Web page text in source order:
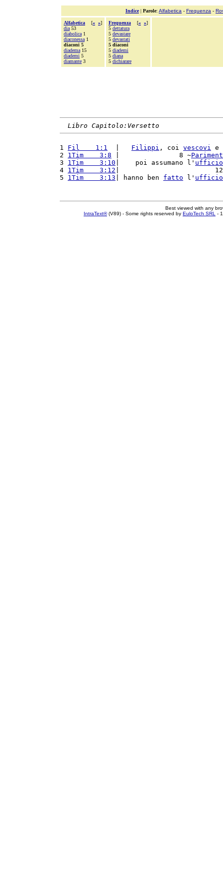
Indice| Parole: Alfabetica - Frequenza -
Alfabetica [« »]
dia 53
diabolica 1
diaconessa 1
diaconi 5
diadema 15
diademi 5
diamante 3
Frequenza [« »]
5 dettatura
5 devastare
5 devastati
5 diaconi
5 diademi
5 diana
5 dichiarare
Libro Capitolo:Versetto
1 Fil    1:1 Filippi , coi vescovi e
2 1Tim    3:8 |               8 ~
3 1Tim    3:10 |    poi assumano l' ufficio
4 1Tim    3:12 |
5 1Tim    3:13 | hanno ben fatto l' ufficio
Best viewed with any
IntraText®(V89) - Some rights reserved by EuloTech SRL -